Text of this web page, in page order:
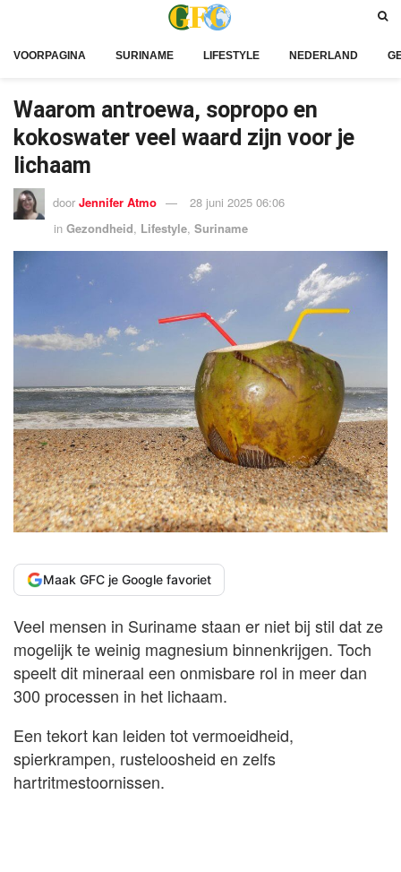
VOORPAGINA SURINAME LIFESTYLE NEDERLAND
Waarom antroewa, sopropo en
kokoswater veel waard zijn voor je
lichaam
door Jennifer Atmo
28 juni 2025 06:06
in Gezondheid, Lifestyle, Suriname
Maak GFC je Google favoriet
Veel mensen in Suriname staan er niet bij stil dat ze
mogelijk te weinig magnesium binnenkrijgen. Toch
speelt dit mineraal een onmisbare rol in meer dan
300 processen in het lichaam.
Een tekort kan leiden tot vermoeidheid,
spierkrampen, rusteloosheid en zelfs
hartritmestoornissen.